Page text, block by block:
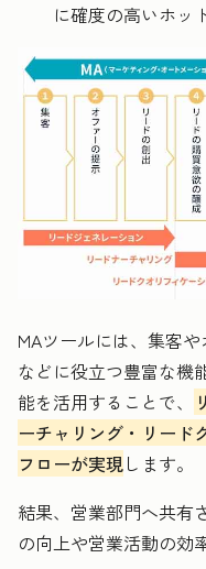
に確度の高いホッ
MAツールには、集客
などに役立つ豊富な機
能を活用することで、
ーチャリング・リード
フローが実現します。
結果、営業部門へ共有
の向上や営業活動の効